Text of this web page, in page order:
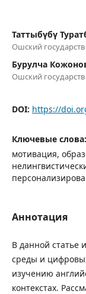
Таттыбүбү
Ошский
Бурулча
Ошский
DOI: https://
Ключевые слова:
мотивация,
Аннотация
В данной статье
среды и
изучению
контекстах.